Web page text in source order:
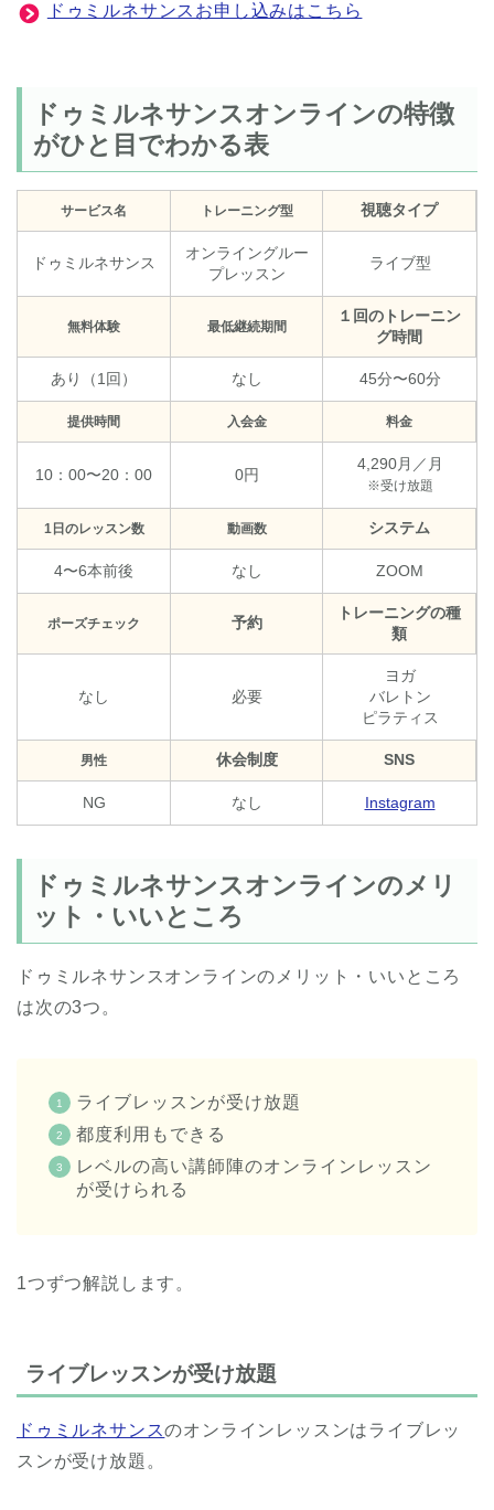
ドゥミルネサンスお申し込みはこちら
ドゥミルネサンスオンラインの特徴
がひと目でわかる表
サービス名 トレーニング型 視聴タイプ
ドゥミルネサンス
オンライングルー
プレッスン
ライブ型
無料体験 最低継続期間
１回のトレーニン
グ時間
あり（1回） なし 45分〜60分
提供時間 入会金 料金
10：00〜20：00 0円
4,290月／月
※受け放題
1日のレッスン数 動画数 システム
4〜6本前後 なし ZOOM
ポーズチェック 予約
トレーニングの種
類
なし 必要
ヨガ
バレトン
ピラティス
男性 休会制度 SNS
NG なし Instagram
ドゥミルネサンスオンラインのメリ
ット・いいところ
ドゥミルネサンスオンラインのメリット・いいところ
は次の3つ。
ライブレッスンが受け放題
都度利用もできる
レベルの高い講師陣のオンラインレッスン
が受けられる
1つずつ解説します。
ライブレッスンが受け放題
ドゥミルネサンスのオンラインレッスンはライブレッ
スンが受け放題。